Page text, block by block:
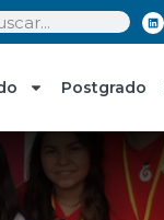
Postgrado